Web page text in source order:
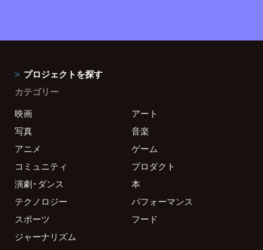
プロジェクトを探す
カテゴリー
映画
アート
写真
音楽
アニメ
ゲーム
コミュニティ
プロダクト
演劇・ダンス
本
テクノロジー
パフォーマンス
スポーツ
フード
ジャーナリズム